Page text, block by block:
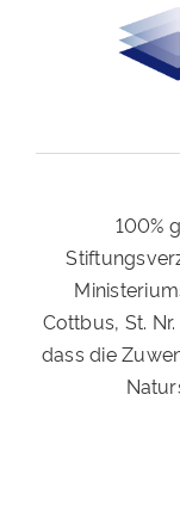
100%
Cottbus, St.
dass die